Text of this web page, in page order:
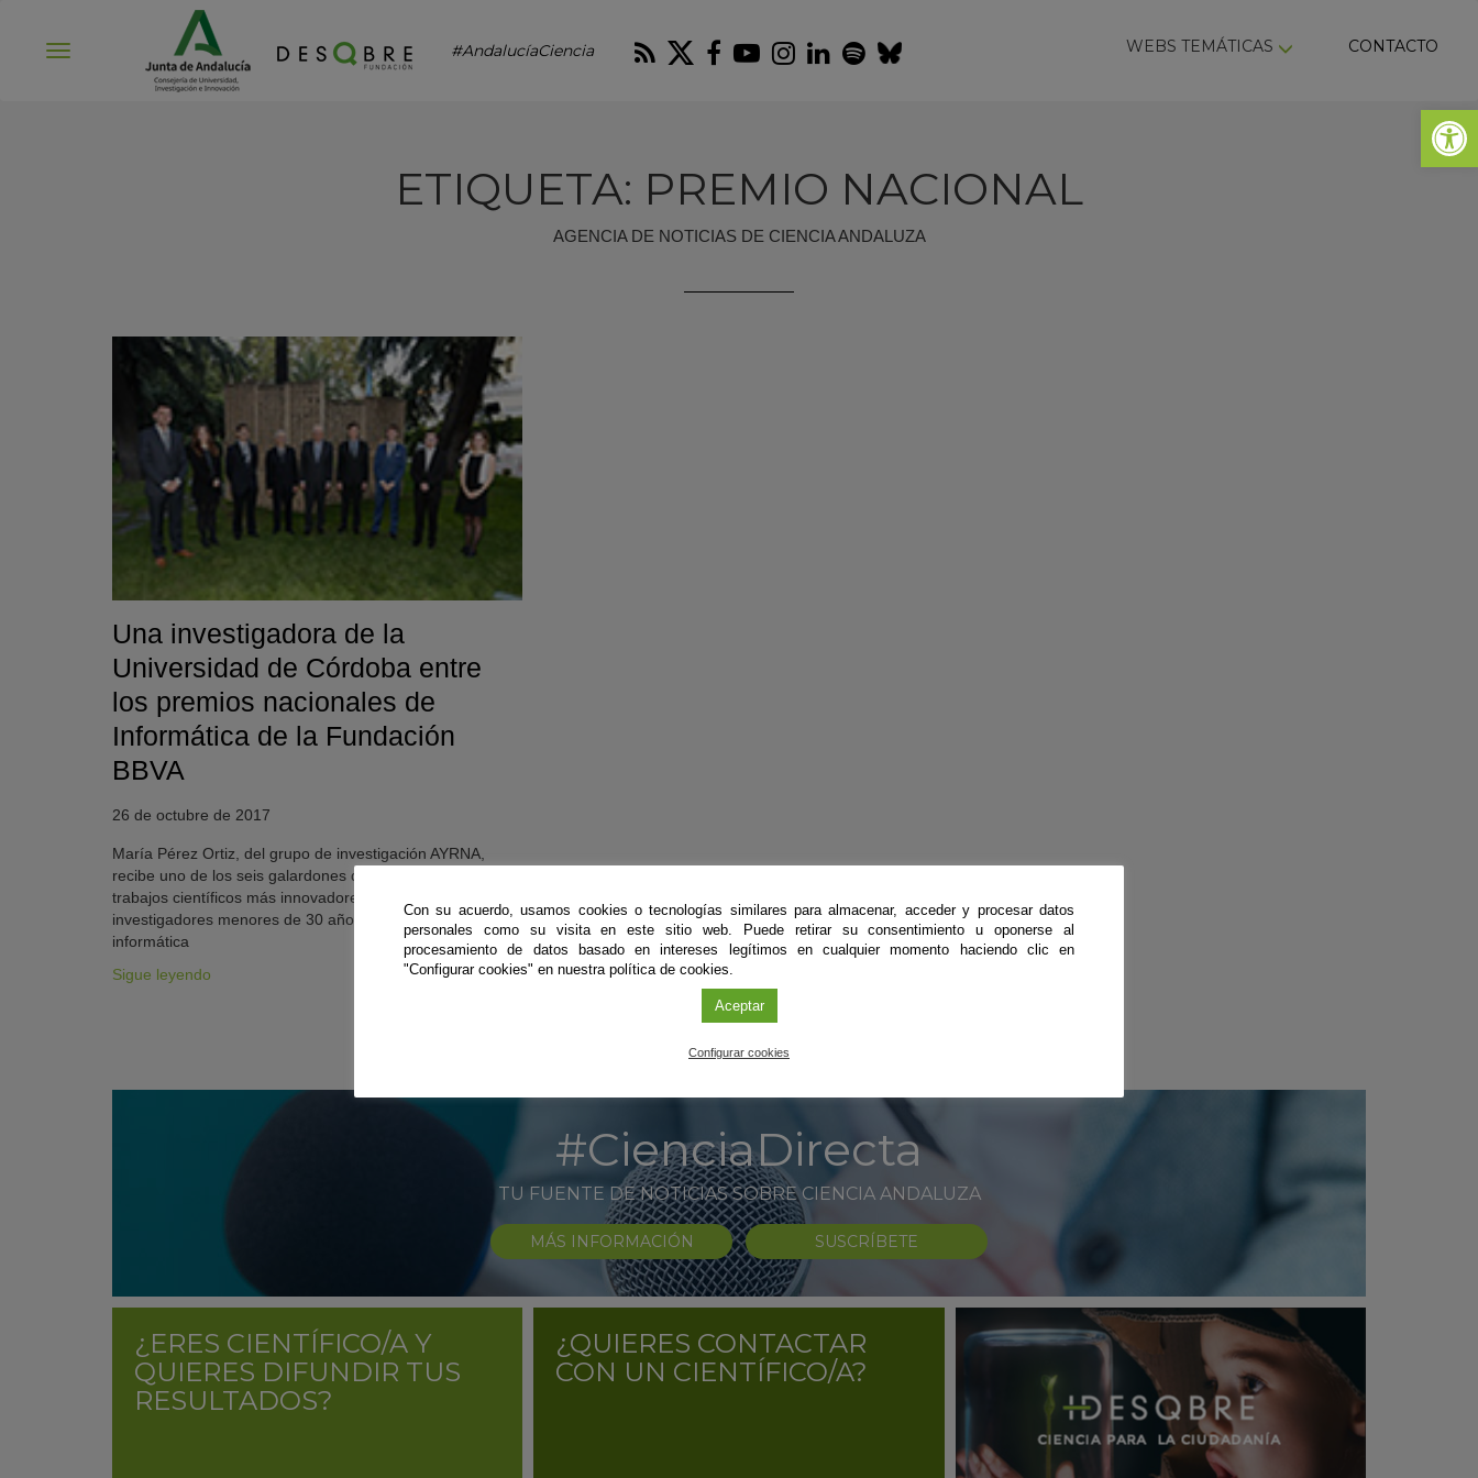
Abrir
#AndalucíaCiencia RSS Twitter
Facebook
Youtube
Instagram
LinkedIn
Spotify
Bluesky WEBS TEMÁTICAS CONTACTO
ETIQUETA: PREMIO NACIONAL
AGENCIA DE NOTICIAS DE CIENCIA ANDALUZA
Una investigadora de la
Universidad de Córdoba entre
los premios nacionales de
Informática de la Fundación
BBVA
26 de octubre de 2017
María Pérez Ortiz, del grupo de investigación AYRNA,
recibe uno de los seis galardones que reconocen los
trabajos científicos más innovadores de los
investigadores menores de 30 años en el ámbito de la
informática
Sigue leyendo
#CienciaDirecta
TU FUENTE DE NOTICIAS SOBRE CIENCIA ANDALUZA
MÁS INFORMACIÓN SUSCRÍBETE
¿ERES CIENTÍFICO/A Y
QUIERES DIFUNDIR TUS
RESULTADOS?
¿QUIERES CONTACTAR
CON UN CIENTÍFICO/A?
Con su acuerdo, usamos cookies o tecnologías similares para almacenar, acceder y procesar datos
personales como su visita en este sitio web. Puede retirar su consentimiento u oponerse al
procesamiento de datos basado en intereses legítimos en cualquier momento haciendo clic en
"Configurar cookies" en nuestra política de cookies.
Aceptar
Configurar cookies